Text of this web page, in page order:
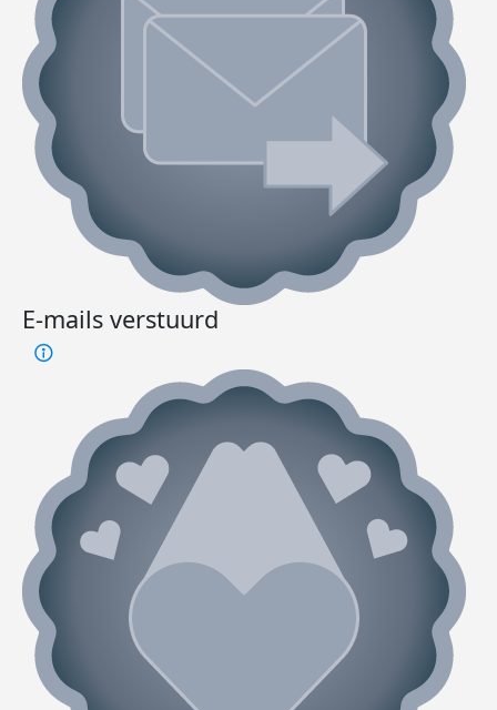
E-mails verstuurd